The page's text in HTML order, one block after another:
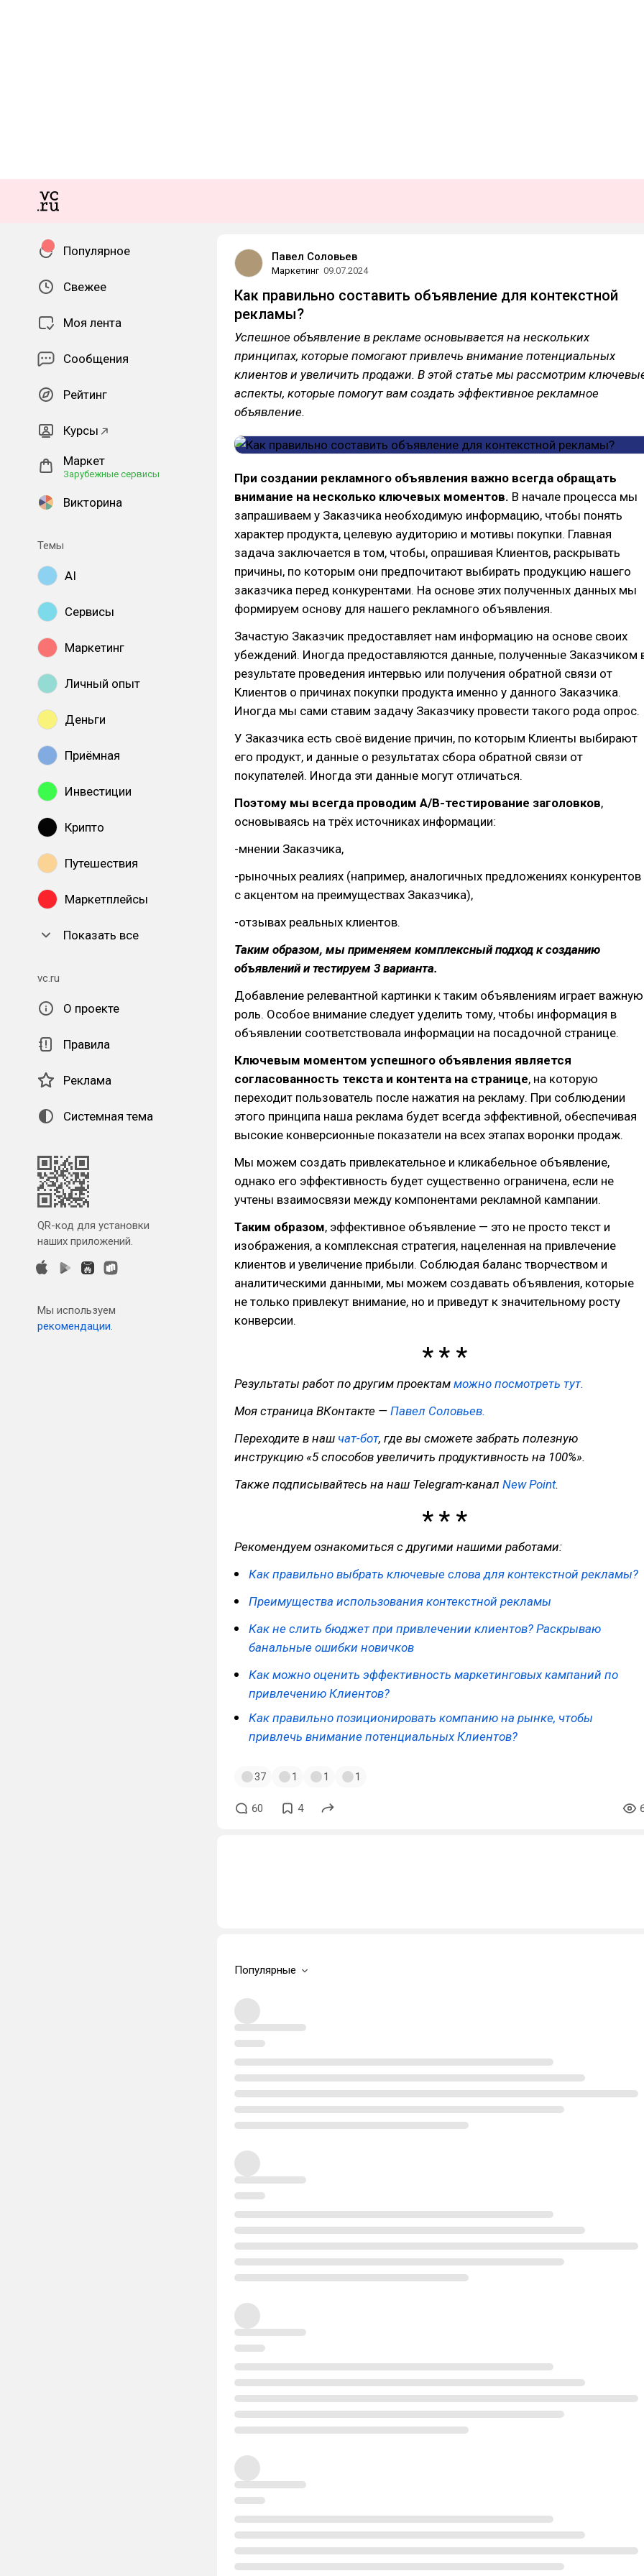
Популярное
Свежее
Моя лента
Сообщения
Рейтинг
Курсы
Маркет
Зарубежные сервисы
Викторина
Темы
AI
Сервисы
Маркетинг
Личный опыт
Деньги
Приёмная
Инвестиции
Крипто
Путешествия
Маркетплейсы
Показать все
vc.ru
О проекте
Правила
Реклама
Системная тема
QR-код для установки
наших приложений.
Мы используем
рекомендации.
Павел Соловьев
Маркетинг 09.07.2024
Как правильно составить объявление для контекстной
рекламы?
Успешное объявление в рекламе основывается на нескольких
принципах, которые помогают привлечь внимание потенциальных
клиентов и увеличить продажи. В этой статье мы рассмотрим
аспекты, которые помогут вам создать эффективное рекламное
объявление.
При создании рекламного объявления важно всегда обращать
внимание на несколько ключевых моментов. В начале процесса мы
запрашиваем у Заказчика необходимую информацию, чтобы понять
характер продукта, целевую аудиторию и мотивы покупки. Главная
задача заключается в том, чтобы, опрашивая Клиентов, раскрывать
причины, по которым они предпочитают выбирать продукцию нашего
заказчика перед конкурентами. На основе этих полученных данных мы
формируем основу для нашего рекламного объявления.
Зачастую Заказчик предоставляет нам информацию на основе своих
убеждений. Иногда предоставляются данные, полученные Заказчиком
результате проведения интервью или получения обратной связи от
Клиентов о причинах покупки продукта именно у данного Заказчика.
Иногда мы сами ставим задачу Заказчику провести такого рода опрос.
У Заказчика есть своё видение причин, по которым Клиенты выбирают
его продукт, и данные о результатах сбора обратной связи от
покупателей. Иногда эти данные могут отличаться.
Поэтому мы всегда проводим A/B-тестирование заголовков,
основываясь на трёх источниках информации:
-мнении Заказчика,
-рыночных реалиях (например, аналогичных предложениях конкурентов
с акцентом на преимуществах Заказчика),
-отзывах реальных клиентов.
Таким образом, мы применяем комплексный подход к созданию
объявлений и тестируем 3 варианта.
Добавление релевантной картинки к таким объявлениям играет важную
роль. Особое внимание следует уделить тому, чтобы информация в
объявлении соответствовала информации на посадочной странице.
Ключевым моментом успешного объявления является
согласованность текста и контента на странице, на которую
переходит пользователь после нажатия на рекламу. При соблюдении
этого принципа наша реклама будет всегда эффективной, обеспечивая
высокие конверсионные показатели на всех этапах воронки продаж.
Мы можем создать привлекательное и кликабельное объявление,
однако его эффективность будет существенно ограничена, если не
учтены взаимосвязи между компонентами рекламной кампании.
Таким образом, эффективное объявление — это не просто текст и
изображения, а комплексная стратегия, нацеленная на привлечение
клиентов и увеличение прибыли. Соблюдая баланс творчеством и
аналитическими данными, мы можем создавать объявления, которые
не только привлекут внимание, но и приведут к значительному росту
конверсии.
Результаты работ по другим проектам можно посмотреть тут.
Моя страница ВКонтакте — Павел Соловьев.
Переходите в наш чат-бот, где вы сможете забрать полезную
инструкцию «5 способов увеличить продуктивность на 100%».
Также подписывайтесь на наш Telegram-канал New Point.
Рекомендуем ознакомиться с другими нашими работами:
Как правильно выбрать ключевые слова для контекстной рекламы?
Преимущества использования контекстной рекламы
Как не слить бюджет при привлечении клиентов? Раскрываю
банальные ошибки новичков
Как можно оценить эффективность маркетинговых кампаний по
привлечению Клиентов?
Как правильно позиционировать компанию на рынке, чтобы
привлечь внимание потенциальных Клиентов?
37 1 1 1
60 4
Популярные